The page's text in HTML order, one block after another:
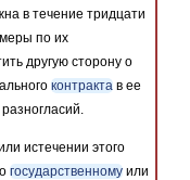
в течение тридцати
по их
другую сторону о
контракта в ее
истечении этого
государственному или